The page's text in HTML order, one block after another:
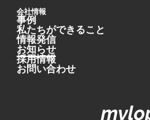
会社情報
事例
私たちができること
情報発信
お知らせ
採用情報
お問い合わせ